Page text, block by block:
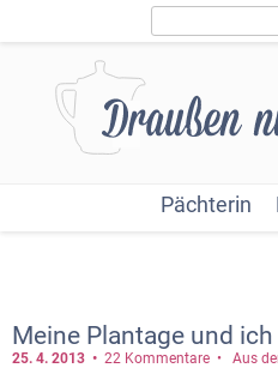
Pächterin
Meine Plantage und ich
25. 4. 2013 22 Kommentare Aus